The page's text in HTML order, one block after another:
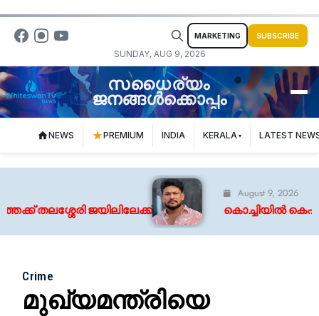
SUNDAY, AUG 9, 2026
MARKETING SUBSCRIBE
സധൈര്യം
ജനങ്ങൾക്കൊപ്പം
NEWS PREMIUM INDIA KERALA LATEST
ജയിലിലേക്ക്
August 9, 2026
കൊച്ചിയിൽ
Crime
മുഖ്യമന്ത്രിയെ